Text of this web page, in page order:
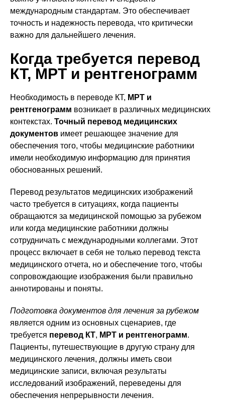
международным стандартам. Это обеспечивает
точность и надежность перевода, что критически
важно для дальнейшего лечения.
Когда требуется перевод
КТ, МРТ и рентгенограмм
Необходимость в переводе КТ, МРТ и
рентгенограмм возникает в различных медицинских
контекстах. Точный перевод медицинских
документов имеет решающее значение для
обеспечения того, чтобы медицинские работники
имели необходимую информацию для принятия
обоснованных решений.
Перевод результатов медицинских изображений
часто требуется в ситуациях, когда пациенты
обращаются за медицинской помощью за рубежом
или когда медицинские работники должны
сотрудничать с международными коллегами. Этот
процесс включает в себя не только перевод текста
медицинского отчета, но и обеспечение того, чтобы
сопровождающие изображения были правильно
аннотированы и поняты.
Подготовка документов для лечения за рубежом
является одним из основных сценариев, где
требуется перевод КТ, МРТ и рентгенограмм.
Пациенты, путешествующие в другую страну для
медицинского лечения, должны иметь свои
медицинские записи, включая результаты
исследований изображений, переведены для
обеспечения непрерывности лечения.